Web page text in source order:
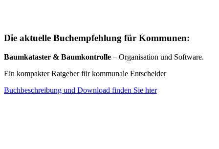
Die aktuelle Buchempfehlung für Kommunen:
Baumkataster & Baumkontrolle – Organisation und Software.
Ein kompakter Ratgeber für kommunale Entscheider
Buchbeschreibung und Download finden Sie hier